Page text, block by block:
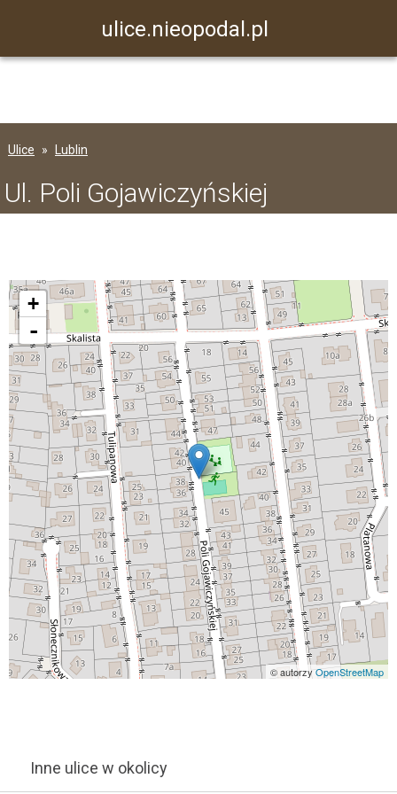
ulice.nieopodal.pl
Ulice Lublin
Ul. Poli Gojawiczyńskiej
+
-
© autorzy OpenStreetMap
Inne ulice w okolicy